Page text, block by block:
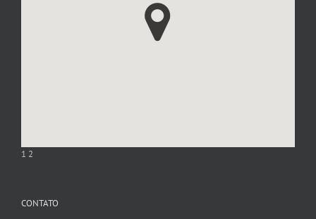
1 2
CONTATO